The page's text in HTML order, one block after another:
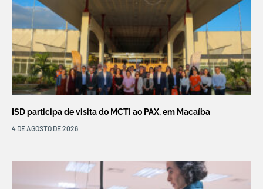
ISD participa de visita do MCTI ao PAX, em Macaíba
4 DE AGOSTO DE 2026